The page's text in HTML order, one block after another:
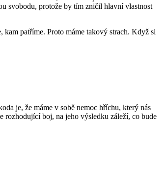
svobodu, protože by tím zničil hlavní vlastnost
kam patříme. Proto máme takový strach. Když si
je, že máme v sobě nemoc hříchu, který nás
rozhodující boj, na jeho výsledku záleží, co bude